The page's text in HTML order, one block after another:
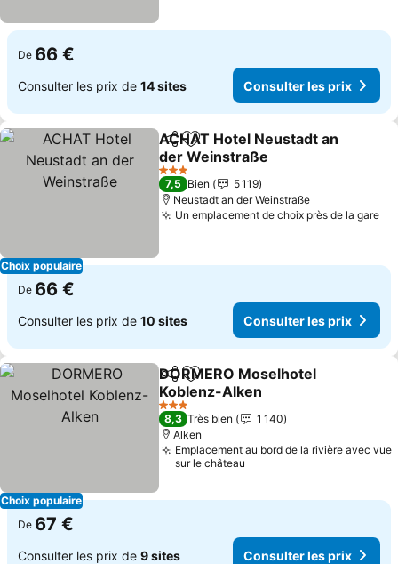
De 66 €
Consulter les prix de 14 sites Consulter les prix
Choix populaire
PartagerAjouter à mes favoris
ACHAT Hotel Neustadt an
der Weinstraße
Consulter les prix
3 Étoiles
7,5 Bien
5 119
Neustadt an der Weinstraße
Un emplacement de choix près de la gare
De 66 €
Consulter les prix de 10 sites Consulter les prix
Choix populaire
PartagerAjouter à mes favoris
DORMERO Moselhotel
Koblenz-Alken
Consulter les prix
3 Étoiles
8,3 Très bien
1 140
Alken
Emplacement au bord de la rivière avec vue
sur le château
De 67 €
Consulter les prix de 9 sites Consulter les prix